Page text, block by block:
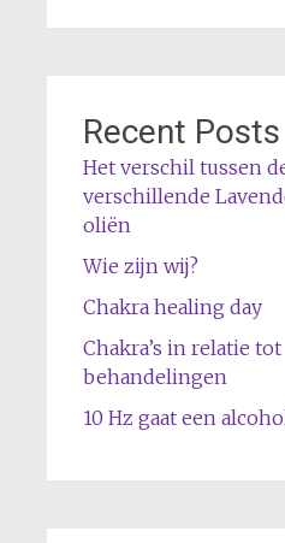
Recent Posts
Het verschil tussen
verschillende
oliën
Wie zijn wij?
Chakra healing day
Chakra’s in relatie tot
behandelingen
10 Hz gaat een